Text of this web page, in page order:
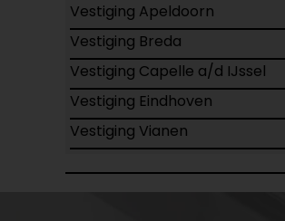
Vestiging Apeldoorn
Vestiging Breda
Vestiging Capelle a/d IJssel
Vestiging Eindhoven
Vestiging Vianen